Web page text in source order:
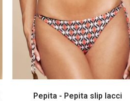
Pepita - Pepita slip lacci